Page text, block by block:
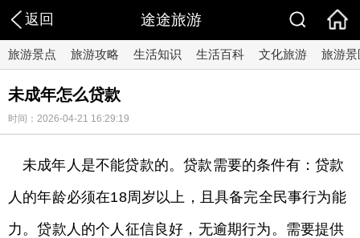
返回 途途旅游
旅游景点 旅游攻略 生活知识 生活百科 文化旅游 旅游景
未成年怎么贷款
时间：2026-04-21 16:29:19
未成年人是不能贷款的。贷款需要的条件有：贷款
人的年龄必须在18周岁以上，且具备完全民事行为能
力。贷款人的个人征信良好，无逾期行为。需要提供